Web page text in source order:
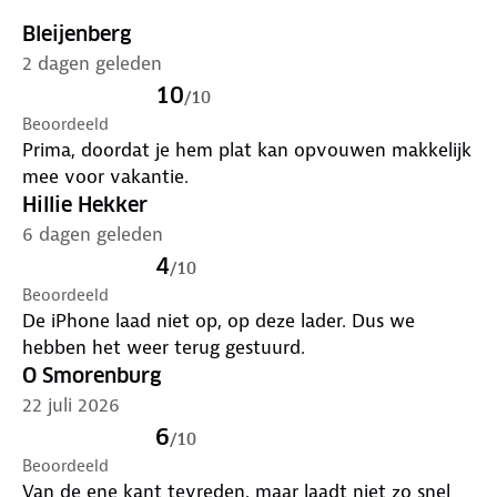
Bleijenberg
2 dagen geleden
10/10
Beoordeeld
Prima, doordat je hem plat kan opvouwen makkelijk
mee voor vakantie.
Hillie Hekker
6 dagen geleden
4/10
Beoordeeld
De iPhone laad niet op, op deze lader. Dus we
hebben het weer terug gestuurd.
O Smorenburg
22 juli 2026
6/10
Beoordeeld
Van de ene kant tevreden, maar laadt niet zo snel